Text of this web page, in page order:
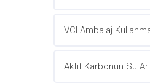
VCI Ambalaj
Aktif Karbonun Su